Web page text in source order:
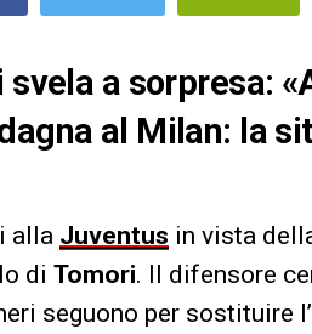
a sorpresa:
al Milan: la
alla Juventus in vista
di Tomori. Il difensore
seguono per sostituire